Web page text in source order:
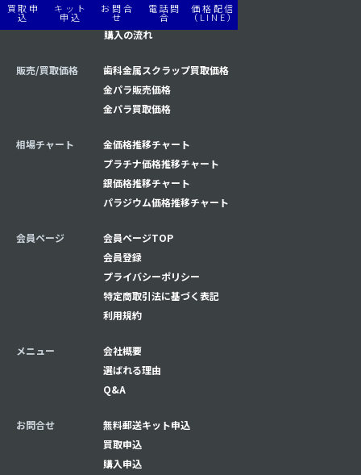
買取申
込
キット
申込
お問合
せ
電話問
合
価格配信
（LINE）
購入/買取の流れ
買取の流れ
購入の流れ
販売/買取価格
歯科金属スクラップ買取価格
金パラ販売価格
金パラ買取価格
相場チャート
金価格推移チャート
プラチナ価格推移チャート
銀価格推移チャート
パラジウム価格推移チャート
会員ページ
会員ページTOP
会員登録
プライバシーポリシー
特定商取引法に基づく表記
利用規約
メニュー
会社概要
選ばれる理由
Q&A
お問合せ
無料郵送キット申込
買取申込
購入申込